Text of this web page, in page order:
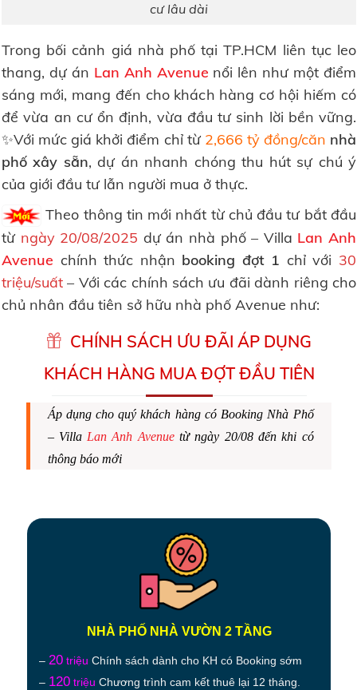
cư lâu dài
Trong bối cảnh giá nhà phố tại TP.HCM liên tục leo
thang, dự án Lan Anh Avenue nổi lên như một điểm
sáng mới, mang đến cho khách hàng cơ hội hiếm có
để vừa an cư ổn định, vừa đầu tư sinh lời bền vững.
✨Với mức giá khởi điểm chỉ từ 2,666 tỷ đồng/căn nhà
phố xây sẵn, dự án nhanh chóng thu hút sự chú ý
của giới đầu tư lẫn người mua ở thực.
Theo thông tin mới nhất từ chủ đầu tư bắt đầu
từ ngày 20/08/2025 dự án nhà phố – Villa Lan Anh
Avenue chính thức nhận booking đợt 1 chỉ với 30
triệu/suất– Với các chính sách ưu đãi dành riêng cho
chủ nhân đầu tiên sở hữu nhà phố Avenue như:
CHÍNH SÁCH ƯU ĐÃI ÁP DỤNG
KHÁCH HÀNG MUA ĐỢT ĐẦU TIÊN
Áp dụng cho quý khách hàng có Booking Nhà Phố
– VillaLan Anh Avenuetừ ngày 20/08 đến khi có
thông báo mới
NHÀ PHỐ NHÀ VƯỜN 2 TẦNG
– 20 triệu Chính sách dành cho KH có Booking sớm
– 120 triệu Chương trình cam kết thuê lại 12 tháng.